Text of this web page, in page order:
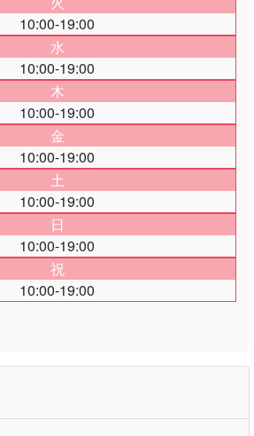
10:00-19:00
水
10:00-19:00
木
10:00-19:00
金
10:00-19:00
土
10:00-19:00
日
10:00-19:00
祝
10:00-19:00